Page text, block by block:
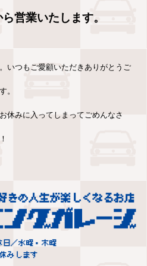
営業いたします。
いつもご愛顧いただきありがとうご
。
休みに入ってしまってごめんなさ
／水曜・木曜
みします